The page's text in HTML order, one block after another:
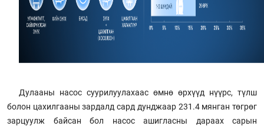
Дулааны насос суурилуулахаас өмнө өрхүүд нүүрс, түлш
болон цахилгааны зардалд сард дунджаар 231.4 мянган төгрөг
зарцуулж байсан бол насос ашигласны дараах сарын